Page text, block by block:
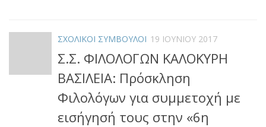
ΣΧΟΛΙΚΟΙ ΣΥΜΒΟΥΛΟΙ 19 ΙΟΥΝΊΟΥ 2017
Σ.Σ. ΦΙΛΟΛΟΓΩΝ ΚΑΛΟΚΥΡΗ
ΒΑΣΙΛΕΙΑ: Πρόσκληση
Φιλολόγων για συμμετοχή με
εισήγησή τους στην «6η